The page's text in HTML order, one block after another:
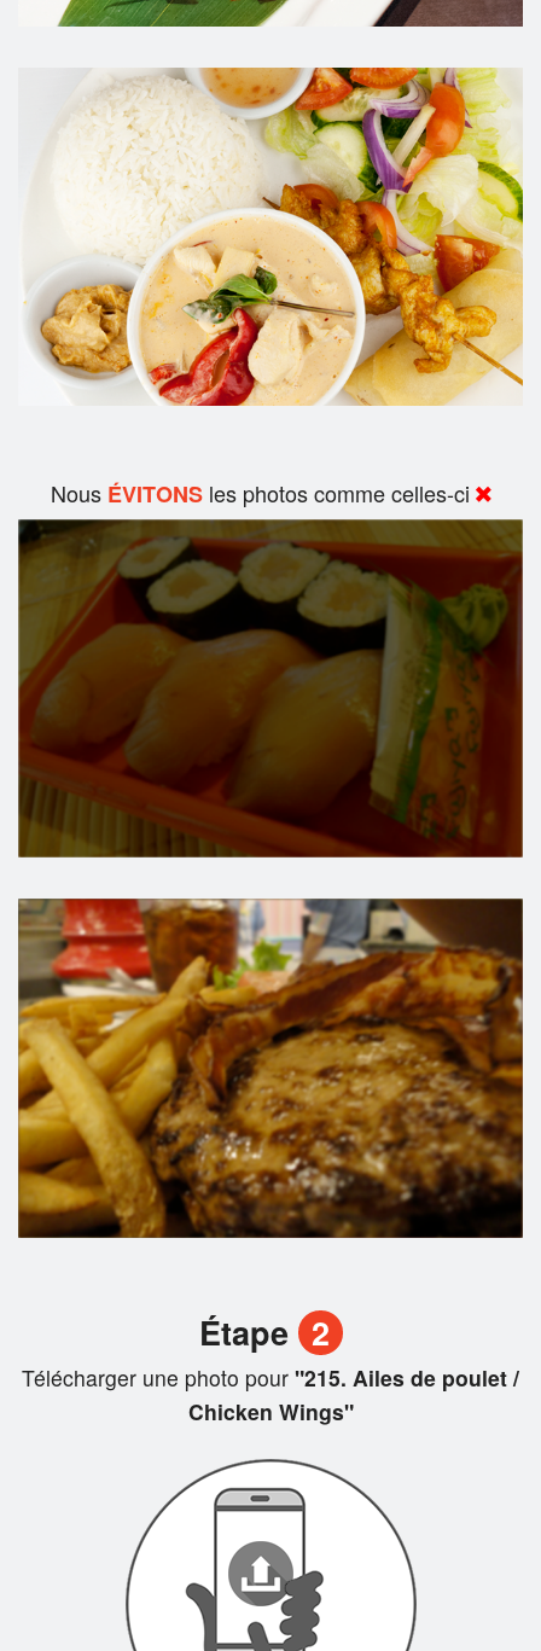
Nous ÉVITONSles photos comme celles-ci
Étape 2
Télécharger une photo pour "215. Ailes de poulet /
Chicken Wings"